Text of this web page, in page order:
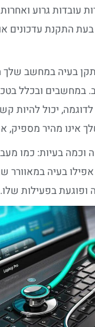
גרוע ואחרות
התקנת עדכונים או
בעיה במחשב שלך
ובכלל
יכול להיות
מהיר מספיק, או
בעיות: כמו
בעיה במאוורר
בפעילות שלו.